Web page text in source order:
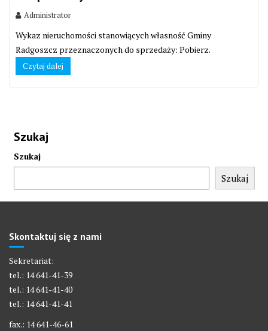
Administrator
Wykaz nieruchomości stanowiących własność Gminy
Radgoszcz przeznaczonych do sprzedaży: Pobierz.
Czytaj dalej
Szukaj
Szukaj
Szukaj
Skontaktuj się z nami
Sekretariat:
tel.: 14 641-41-39
tel.: 14 641-41-40
tel.: 14 641-41-41
fax.: 14 641-46-61